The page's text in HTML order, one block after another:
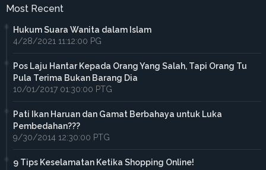
Most Recent
Hukum Suara Wanita dalam Islam
4/28/2021 11:12:00 PG
Pos Laju Hantar Kepada Orang Yang Salah, Tapi Orang Tu
Pula Terima Bukan Barang Dia
10/01/2017 01:30:00 PTG
Pati Ikan Haruan dan Gamat Berbahaya untuk Luka
Pembedahan???
9/30/2014 12:30:00 PTG
9 Tips Keselamatan Ketika Shopping Online!